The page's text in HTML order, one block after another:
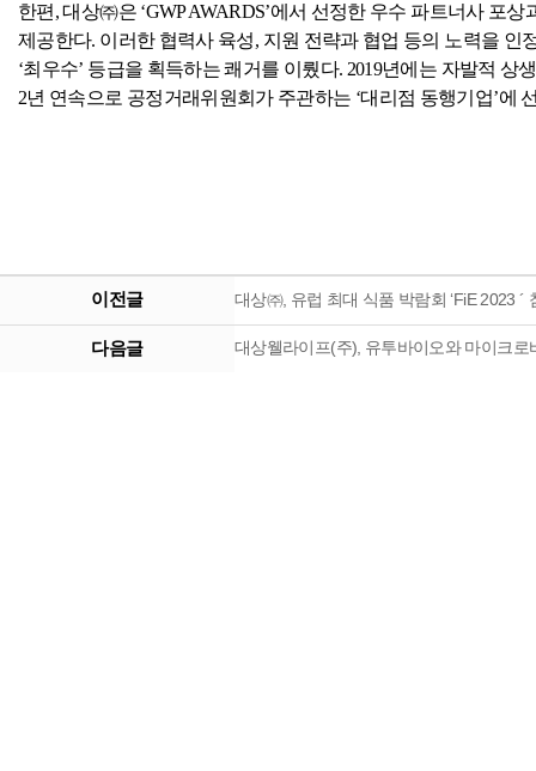
한편 ,대상㈜은 ‘GWP AWARDS’에서 선정한 우수 파트너사 포
제공한다. 이러한 협력사 육성, 지원 전략과 협업 등의 노력을 인
‘최우수’ 등급을 획득하는 쾌거를 이뤘다. 2019년에는 자발적 상
2년 연속으로 공정거래위원회가 주관하는 ‘대리점 동행기업’에
이전글 대상㈜, 유럽 최대 식품 박람회 ‘FiE 2023
다음글 대상웰라이프(주), 유투바이오와 마이크